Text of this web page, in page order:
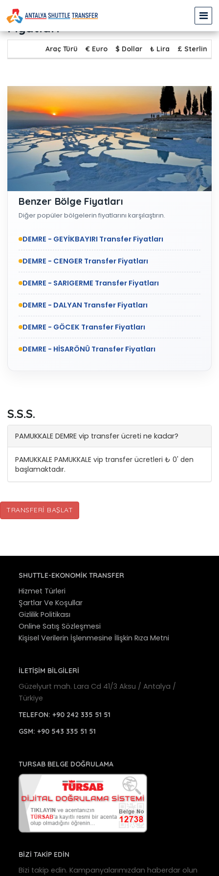
DEMRE - PAMUKKALE Transfer
Fiyatları
Araç Türü € Euro $ Dollar ₺ Lira £ Sterlin
Benzer Bölge Fiyatları
Diğer popüler bölgelerin fiyatlarını karşılaştırın.
DEMRE - GEYİKBAYIRI Transfer Fiyatları
DEMRE - CENGER Transfer Fiyatları
DEMRE - SARIGERME Transfer Fiyatları
DEMRE - DALYAN Transfer Fiyatları
DEMRE - GÖCEK Transfer Fiyatları
DEMRE - HİSARÖNÜ Transfer Fiyatları
S.S.S.
PAMUKKALE DEMRE vip transfer ücreti ne kadar?
PAMUKKALE PAMUKKALE vip transfer ücretleri ₺ 0' den
başlamaktadır.
TRANSFERI BAŞLAT
SHUTTLE-EKONOMIK TRANSFER
Hizmet Türleri
Şartlar Ve Koşullar
Gizlilik Politikası
Online Satış Sözleşmesi
Kişisel Verilerin İşlenmesine İlişkin Rıza Metni
İLETİŞİM BİLGİLERİ
Güzelyurt mah. Lara Cd 41/3 Aksu / Antalya /
Türkiye
TELEFON: +90 242 335 51 51
GSM: +90 543 335 51 51
TURSAB BELGE DOĞRULAMA
BİZİ TAKİP EDİN
Bizi takip edin. Kampanyalarımızdan haberdar olun